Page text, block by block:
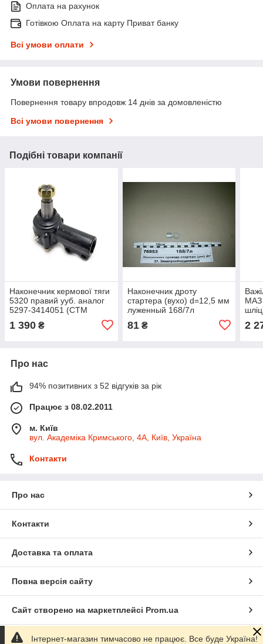
Оплата на рахунок
Готівкою Оплата на карту Приват банку
Всі умови оплати
Умови повернення
Повернення товару впродовж 14 днів за домовленістю
Всі умови повернення
Подібні товари компанії
Наконечник кермової тяги
5320 правий ууб. аналог
5297-3414051 (СТМ
1 390 ₴
Наконечник дроту
стартера (вухо) d=12,5 мм
луженный 168/7л
81₴
МАЗ
2
Про нас
94% позитивних з 52 відгуків за рік
Працює з 08.02.2011
м. Київ
вул. Академіка Кримського, 4А, Київ, Україна
Контакти
Про нас
Контакти
Доставка та оплата
Повна версія сайту
Сайт створено на маркетплейсі Prom.ua
Політика конфіденційності
Інтернет-магазин тимчасово не працює. Все буде Україна!